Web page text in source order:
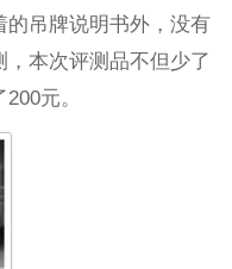
吊牌说明书外，没有
本次评测品不但少了
元。